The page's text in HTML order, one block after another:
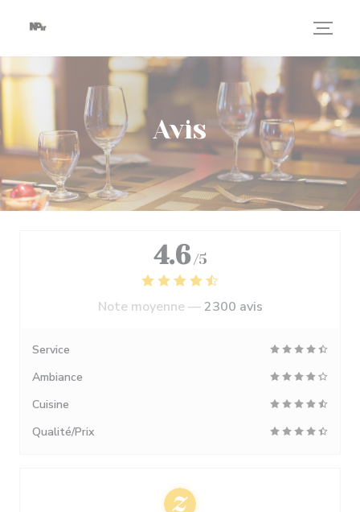
Avis
4.6 /5
Note moyenne —2300 avis
Service
Ambiance
Cuisine
Qualité/Prix